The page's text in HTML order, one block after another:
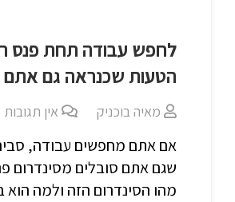
לחפש עבודה תחת פנס
הטעות שכנראה גם אתם
מאיה בוכניק אין תגובות
אם אתם מחפשים עבודה,
שגם אתם סובלים מסינדרום
מהו הסינדרום הזה ולמה הוא